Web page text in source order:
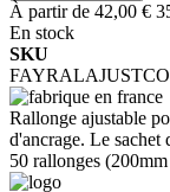
À partir de 42,00 €
En stock
SKU
Rallonge ajustable
d'ancrage. Le sachet
50 rallonges